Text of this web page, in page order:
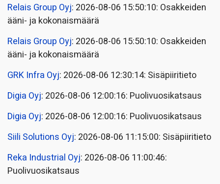
Relais Group Oyj: 2026-08-06 15:50:10: Osakkeiden
ääni- ja kokonaismäärä
Relais Group Oyj: 2026-08-06 15:50:10: Osakkeiden
ääni- ja kokonaismäärä
GRK Infra Oyj: 2026-08-06 12:30:14: Sisäpiiritieto
Digia Oyj: 2026-08-06 12:00:16: Puolivuosikatsaus
Digia Oyj: 2026-08-06 12:00:16: Puolivuosikatsaus
Siili Solutions Oyj: 2026-08-06 11:15:00: Sisäpiiritieto
Reka Industrial Oyj: 2026-08-06 11:00:46:
Puolivuosikatsaus